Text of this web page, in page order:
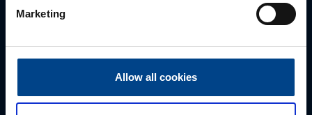
Marketing
Allow all cookies
0207 463 515